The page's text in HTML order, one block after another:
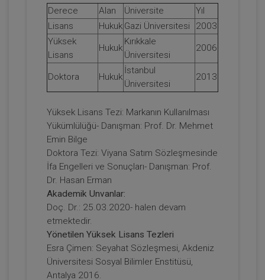
11. Tüketici Hukuku Kongresi Tüm
Oturumları Video Kaydı (7 Oturum)
2160
TL
Sepete Ekle
Tüketici Hukuku Enstitüsü
Otomotiv Sektöründe Tüketici Hukuku ve
Uygulamaları - 11. Tüketici Hukuku
Derece Alan Üniversite
Yıl
Lisans
Hukuk Gazi Üniversitesi
2003
Yüksek
Lisans
Hukuk
Kırıkkale
Üniversitesi
2006
Doktora Hukuk
İstanbul
Üniversitesi
2013
Yüksek Lisans Tezi: Markanın Kullanılması
Yükümlülüğü- Danışman: Prof. Dr. Mehmet
Emin Bilge
Doktora Tezi: Viyana Satım Sözleşmesinde
İfa Engelleri ve Sonuçları- Danışman: Prof.
Dr. Hasan Erman
Akademik Unvanlar:
Doç. Dr.: 25.03.2020- halen devam
etmektedir.
Yönetilen Yüksek Lisans Tezleri
Esra Çimen: Seyahat Sözleşmesi, Akdeniz
Üniversitesi Sosyal Bilimler Enstitüsü,
Antalya 2016.